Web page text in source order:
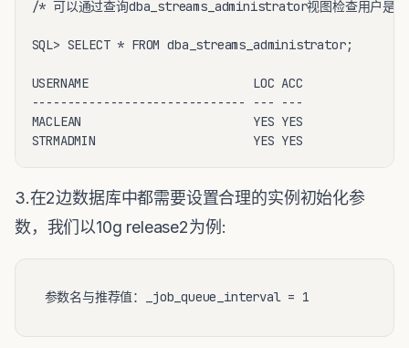
/* 可以通过查询dba_streams_administrator视图检查用户是
SQL> SELECT * FROM dba_streams_administrator;
USERNAME                       LOC ACC
------------------------------ --- ---
MACLEAN                        YES YES
3.在2边数据库中都需要设置合理的实例初始化参
数，我们以10g release2为例: